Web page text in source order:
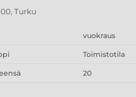
Turku
vuokraus
Toimistotila
20